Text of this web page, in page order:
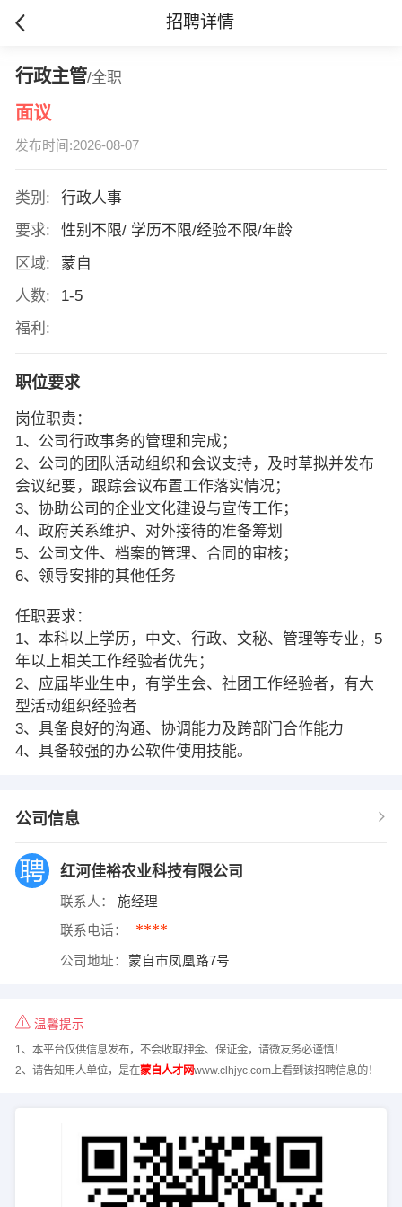
招聘详情
行政主管/全职
面议
发布时间:2026-08-07
类别:
行政人事
要求:
性别不限/ 学历不限/经验不限/年龄
区域:
蒙自
人数:
1-5
福利:
职位要求
岗位职责：
1、公司行政事务的管理和完成；
2、公司的团队活动组织和会议支持，及时草拟并发布
会议纪要，跟踪会议布置工作落实情况；
3、协助公司的企业文化建设与宣传工作；
4、政府关系维护、对外接待的准备筹划
5、公司文件、档案的管理、合同的审核；
6、领导安排的其他任务
任职要求：
1、本科以上学历，中文、行政、文秘、管理等专业，5
年以上相关工作经验者优先；
2、应届毕业生中，有学生会、社团工作经验者，有大
型活动组织经验者
3、具备良好的沟通、协调能力及跨部门合作能力
4、具备较强的办公软件使用技能。
公司信息
红河佳裕农业科技有限公司
联系人： 施经理
联系电话： ****
公司地址： 蒙自市凤凰路7号
温馨提示
1、本平台仅供信息发布，不会收取押金、保证金，请微友务必谨慎！
2、请告知用人单位，是在蒙自人才网www.clhjyc.com上看到该招聘信息的！